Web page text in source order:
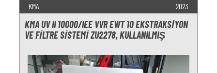
KMA 2023
KMA UV II 10000/IEE VVR EWT 10 EKSTRAKSIYON
VE FILTRE SISTEMI ZU2278, KULLANILMIŞ